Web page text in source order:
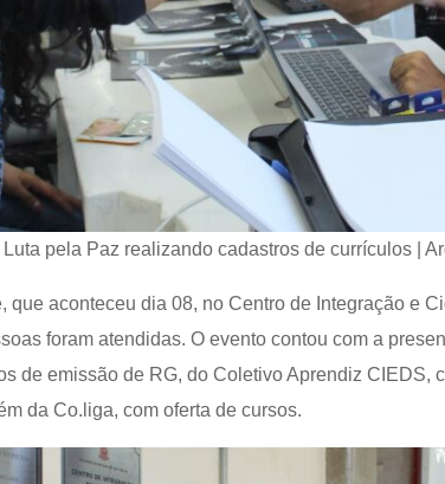
pela Paz realizando cadastros de currículos |
que aconteceu dia 08, no Centro de Integração e
foram atendidas. O evento contou com a
de emissão de RG, do Coletivo Aprendiz CIEDS,
da Co.liga, com oferta de cursos.